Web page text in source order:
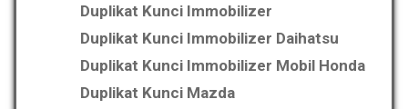
Duplikat Kunci Immobilizer
Duplikat Kunci Immobilizer Daihatsu
Duplikat Kunci Immobilizer Mobil Honda
Duplikat Kunci Mazda